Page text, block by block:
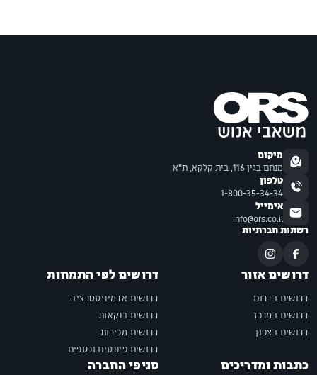
מיקום
מנחם בגין 116, בית קלקא, ת"א
טלפון
1-800-35-34-34
אימייל
info@ors.co.il
רשתות חברתיות
דרושים אזור
דרושים בדרום
דרושים במרכז
דרושים בצפון
דרושים לפי התמחות
דרושים אדמיניסטרציה
דרושים בנקאות
דרושים מכירות
דרושים פיננסים וכספים
כתבות ומדריכים סניפי החברה